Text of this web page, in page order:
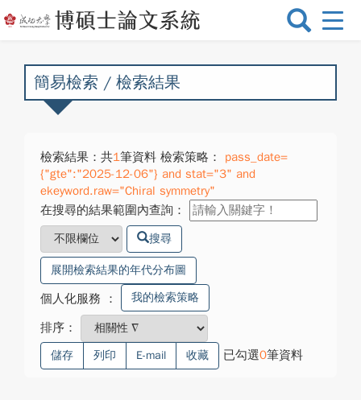
選
換
簡易檢索 / 檢索結果
檢索結果：共1筆資料 檢索策略：
pass_date=
{"gte":"2025-12-06"} and stat="3" and
ekeyword.raw="Chiral symmetry"
在搜尋的結果範圍內查詢：
搜尋
展開檢索結果的年代分布圖
個人化服務 ： 我的檢索策略
排序：
儲存 列印 E-mail 收藏 已勾選0筆資料